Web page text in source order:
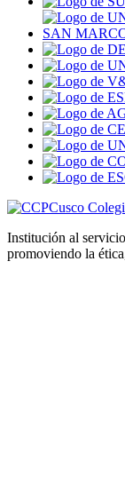
Institución al
promoviendo la